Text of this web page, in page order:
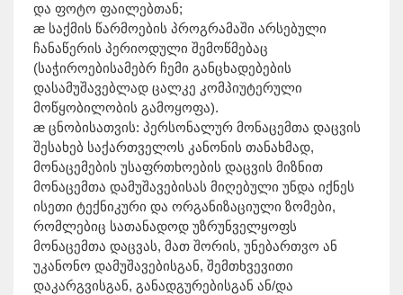
და ფოტო ფაილებთან;
æ საქმის წარმოების პროგრამაში არსებული
ჩანაწერის პერიოდული შემოწმებაც
(საჭიროებისამებრ ჩემი განცხადებების
დასამუშავებლად ცალკე კომპიუტერული
მოწყობილობის გამოყოფა).
æ ცნობისათვის: პერსონალურ მონაცემთა დაცვის
შესახებ საქართველოს კანონის თანახმად,
მონაცემების უსაფრთხოების დაცვის მიზნით
მონაცემთა დამუშავებისას მიღებული უნდა იქნეს
ისეთი ტექნიკური და ორგანიზაციული ზომები,
რომლებიც სათანადოდ უზრუნველყოფს
მონაცემთა დაცვას, მათ შორის, უნებართვო ან
უკანონო დამუშავებისგან, შემთხვევითი
დაკარგვისგან, განადგურებისგან ან/და